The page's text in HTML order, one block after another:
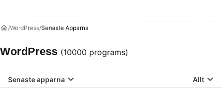
WordPress Senaste Apparna
WordPress (10000 programs)
Senaste apparna Allt